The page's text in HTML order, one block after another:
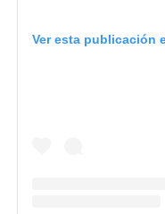
Ver esta publicación